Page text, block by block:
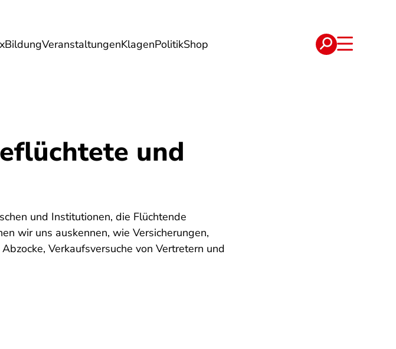
BildungVeranstaltungenKlagenPolitikShop
Energie Reise Verträge
und
und Institutionen, die Flüchtende
wir uns auskennen, wie Versicherungen,
Verkaufsversuche von Vertretern und